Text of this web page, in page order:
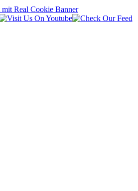
Real Cookie Banner